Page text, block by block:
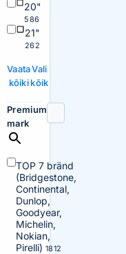
20"
586
21"
262
Vaata
kõiki
Vali
kõik
Premium
mark
TOP 7 bränd
(Bridgestone,
Continental,
Dunlop,
Goodyear,
Michelin,
Nokian,
Pirelli) 1812